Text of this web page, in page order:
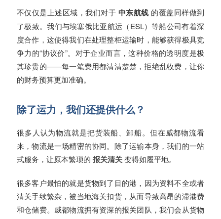
不仅仅是上述区域，我们对于 中东航线 的覆盖同样做到
了极致。我们与埃塞俄比亚航运（ESL）等船公司有着深
度合作，这使得我们在处理整柜运输时，能够获得极具竞
争力的“协议价”。对于企业而言，这种价格的透明度是极
其珍贵的——每一笔费用都清清楚楚，拒绝乱收费，让你
的财务预算更加准确。
除了运力，我们还提供什么？
很多人认为物流就是把货装船、卸船。但在威都物流看
来，物流是一场精密的协同。除了运输本身，我们的一站
式服务，让原本繁琐的 报关清关变得如履平地。
很多客户最怕的就是货物到了目的港，因为资料不全或者
清关手续繁杂，被当地海关扣货，从而导致高昂的滞港费
和仓储费。威都物流拥有资深的报关团队，我们会从货物